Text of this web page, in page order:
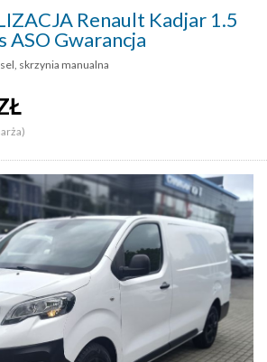
Renault Kadjar 1.5
ASO Gwarancja
skrzynia manualna